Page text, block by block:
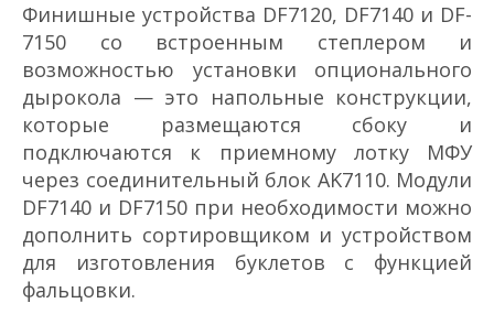
Финишные устройства DF­7120, DF­7140 и DF­
7150 со встроенным степлером и
возможностью установки опционального
дырокола — это напольные конструкции,
которые размещаются сбоку и
подключаются к приемному лотку МФУ
через соединительный блок AK­7110. Модули
DF­7140 и DF­7150 при необходимости можно
дополнить сортировщиком и устройством
для изготовления буклетов с функцией
фальцовки.